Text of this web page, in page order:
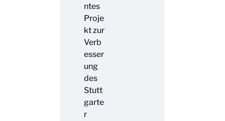
ntes
Proje
kt zur
Verb
esser
ung
des
Stutt
garte
r